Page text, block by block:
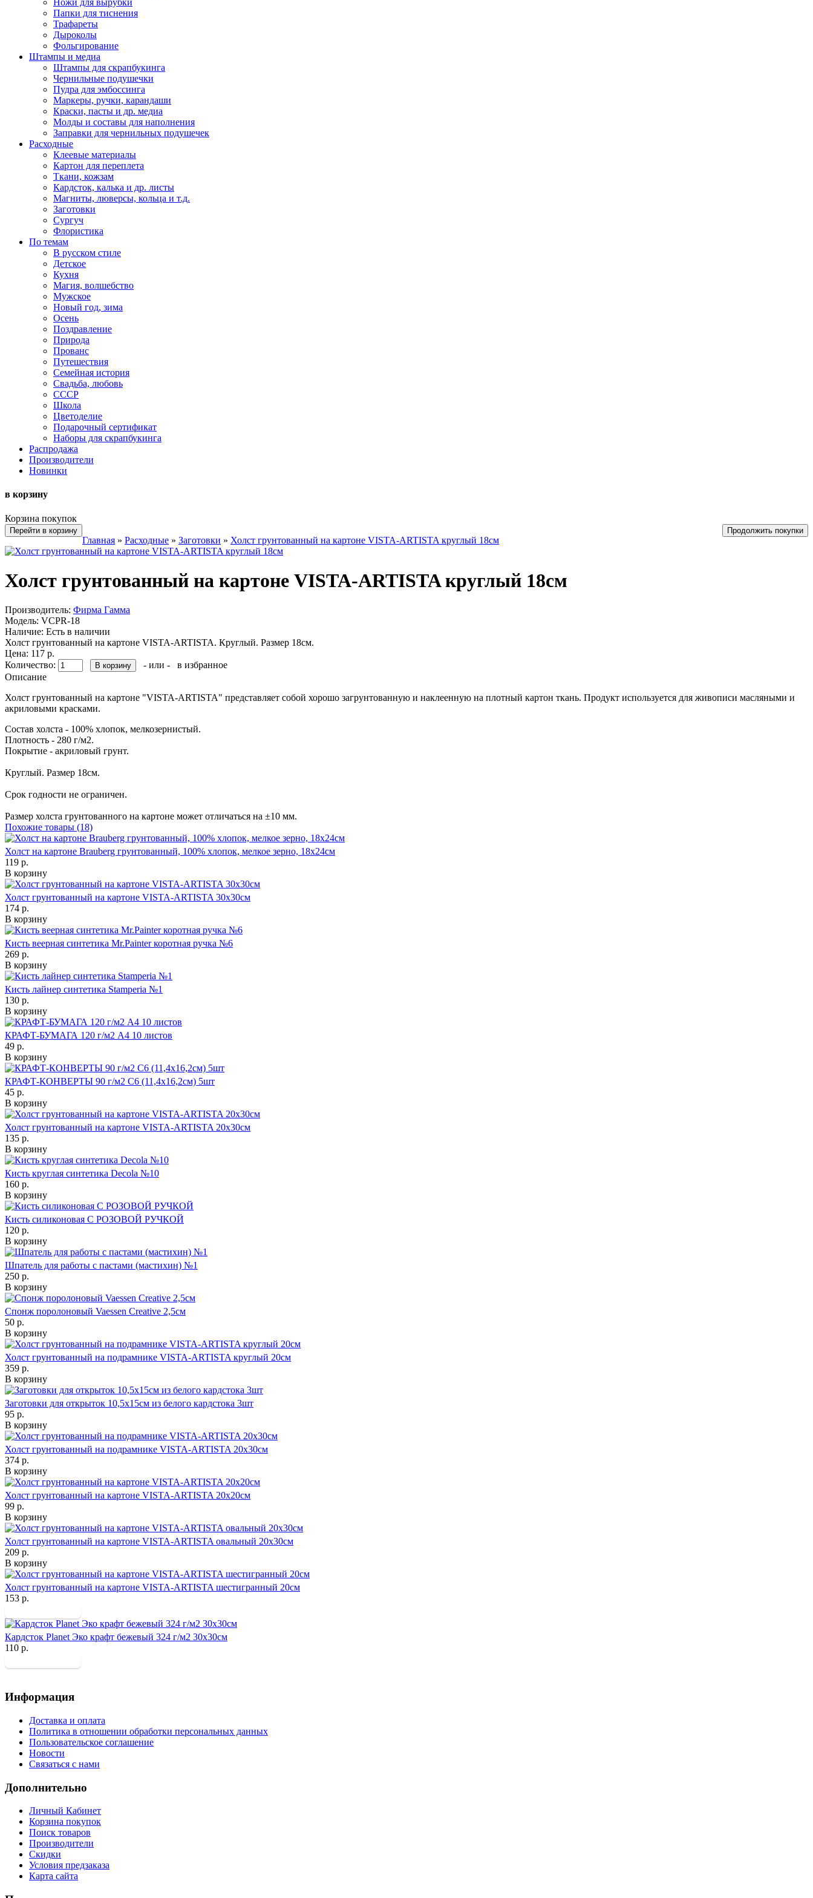
Ножи для вырубки
Папки для тиснения
Трафареты
Дыроколы
Фольгирование
Штампы и медиа
Штампы для скрапбукинга
Чернильные подушечки
Пудра для эмбоссинга
Маркеры, ручки, карандаши
Краски, пасты и др. медиа
Молды и составы для наполнения
Заправки для чернильных подушечек
Расходные
Клеевые материалы
Картон для переплета
Ткани, кожзам
Кардсток, калька и др. листы
Магниты, люверсы, кольца и т.д.
Заготовки
Сургуч
Флористика
По темам
В русском стиле
Детское
Кухня
Магия, волшебство
Мужское
Новый год, зима
Осень
Поздравление
Природа
Прованс
Путешествия
Семейная история
Свадьба, любовь
СССР
Школа
Цветоделие
Подарочный сертификат
Наборы для скрапбукинга
Распродажа
Производители
Новинки
в корзину
Корзина покупок
Перейти в корзину Продолжить покупки
Главная » Расходные » Заготовки » Холст грунтованный на картоне VISTA-ARTISTA круглый 18см
Холст грунтованный на картоне VISTA-ARTISTA круглый 18см
Производитель: Фирма Гамма
Модель: VCPR-18
Наличие: Есть в наличии
Холст грунтованный на картоне VISTA-ARTISTA. Круглый. Размер 18см.
Цена: 117 р.
Количество:
- или -
в избранное
Описание
Холст грунтованный на картоне "VISTA-ARTISTA" представляет собой хорошо загрунтованную и наклеенную на плотный картон ткань. Продукт используется для живописи масляными и
акриловыми красками.
Состав холста - 100% хлопок, мелкозернистый.
Плотность - 280 г/м2.
Покрытие - акриловый грунт.
Круглый. Размер 18см.
Срок годности не ограничен.
Размер холста грунтованного на картоне может отличаться на ±10 мм.
Похожие товары (18)
Холст на картоне Brauberg грунтованный, 100% хлопок, мелкое зерно, 18х24см
119 р.
В корзину
Холст грунтованный на картоне VISTA-ARTISTA 30х30см
174 р.
В корзину
Кисть веерная синтетика Mr.Painter коротная ручка №6
269 р.
В корзину
Кисть лайнер синтетика Stamperia №1
130 р.
В корзину
КРАФТ-БУМАГА 120 г/м2 А4 10 листов
49 р.
В корзину
КРАФТ-КОНВЕРТЫ 90 г/м2 С6 (11,4х16,2см) 5шт
45 р.
В корзину
Холст грунтованный на картоне VISTA-ARTISTA 20х30см
135 р.
В корзину
Кисть круглая синтетика Decola №10
160 р.
В корзину
Кисть силиконовая С РОЗОВОЙ РУЧКОЙ
120 р.
В корзину
Шпатель для работы с пастами (мастихин) №1
250 р.
В корзину
Спонж поролоновый Vaessen Creative 2,5см
50 р.
В корзину
Холст грунтованный на подрамнике VISTA-ARTISTA круглый 20см
359 р.
В корзину
Заготовки для открыток 10,5х15см из белого кардстока 3шт
95 р.
В корзину
Холст грунтованный на подрамнике VISTA-ARTISTA 20х30см
374 р.
В корзину
Холст грунтованный на картоне VISTA-ARTISTA 20х20см
99 р.
В корзину
Холст грунтованный на картоне VISTA-ARTISTA овальный 20х30см
209 р.
В корзину
Холст грунтованный на картоне VISTA-ARTISTA шестигранный 20см
153 р.
Кардсток Planet Эко крафт бежевый 324 г/м2 30х30см
110 р.
Информация
Доставка и оплата
Политика в отношении обработки персональных данных
Пользовательское соглашение
Новости
Связаться с нами
Дополнительно
Личный Кабинет
Корзина покупок
Поиск товаров
Производители
Скидки
Условия предзаказа
Карта сайта